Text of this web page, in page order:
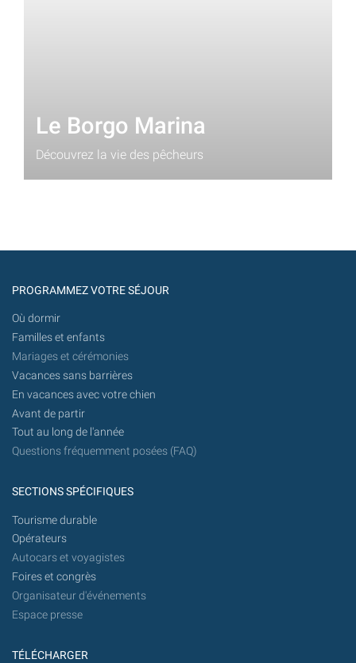
Le Borgo Marina
Découvrez la vie des pêcheurs
PROGRAMMEZ VOTRE SÉJOUR
Où dormir
Familles et enfants
Mariages et cérémonies
Vacances sans barrières
En vacances avec votre chien
Avant de partir
Tout au long de l'année
Questions fréquemment posées (FAQ)
SECTIONS SPÉCIFIQUES
Tourisme durable
Opérateurs
Autocars et voyagistes
Foires et congrès
Organisateur d'événements
Espace presse
TÉLÉCHARGER